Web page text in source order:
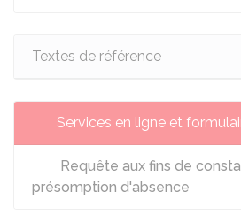
Textes de référence
Services en ligne et
Requête aux fins de
présomption d'absence